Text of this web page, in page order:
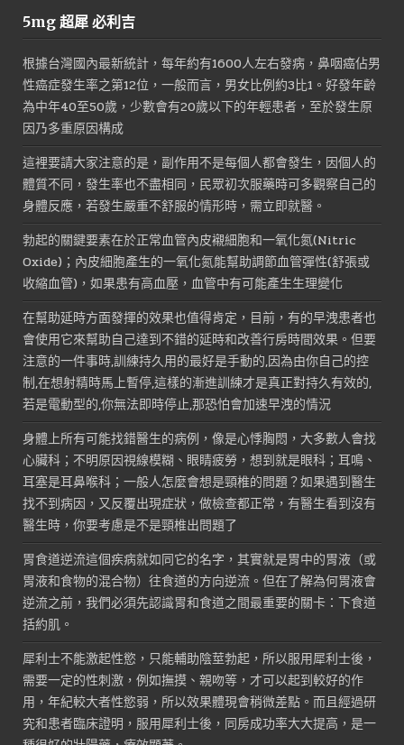
格：
5mg 超犀 必利吉
根據台灣國內最新統計，每年約有1600人左右發病，鼻咽癌佔男
性癌症發生率之第12位，一般而言，男女比例約3比1。好發年齡
為中年40至50歲，少數會有20歲以下的年輕患者，至於發生原
因乃多重原因構成
這裡要請大家注意的是，副作用不是每個人都會發生，因個人的
體質不同，發生率也不盡相同，民眾初次服藥時可多觀察自己的
身體反應，若發生嚴重不舒服的情形時，需立即就醫。
勃起的關鍵要素在於正常血管內皮襯細胞和一氧化氮(Nitric
Oxide)；內皮細胞產生的一氧化氮能幫助調節血管彈性(舒張或
收縮血管)，如果患有高血壓，血管中有可能產生生理變化
在幫助延時方面發揮的效果也值得肯定，目前，有的早洩患者也
會使用它來幫助自己達到不錯的延時和改善行房時間效果。但要
注意的一件事時,訓練持久用的最好是手動的,因為由你自己的控
制,在想射精時馬上暫停,這樣的漸進訓練才是真正對持久有效的,
若是電動型的,你無法即時停止,那恐怕會加速早洩的情況
身體上所有可能找錯醫生的病例，像是心悸胸悶，大多數人會找
心臟科；不明原因視線模糊、眼睛疲勞，想到就是眼科；耳鳴、
耳塞是耳鼻喉科；一般人怎麼會想是頸椎的問題？如果遇到醫生
找不到病因，又反覆出現症狀，做檢查都正常，有醫生看到沒有
醫生時，你要考慮是不是頸椎出問題了
胃食道逆流這個疾病就如同它的名字，其實就是胃中的胃液（或
胃液和食物的混合物）往食道的方向逆流。但在了解為何胃液會
逆流之前，我們必須先認識胃和食道之間最重要的關卡：下食道
括約肌。
犀利士不能激起性慾，只能輔助陰莖勃起，所以服用犀利士後，
需要一定的性刺激，例如撫摸、親吻等，才可以起到較好的作
用，年紀較大者性慾弱，所以效果體現會稍微差點。而且經過研
究和患者臨床證明，服用犀利士後，同房成功率大大提高，是一